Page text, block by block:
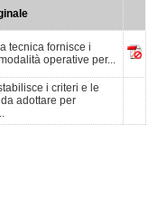
tecnica fornisce i
operative per...
i criteri e le
adottare per